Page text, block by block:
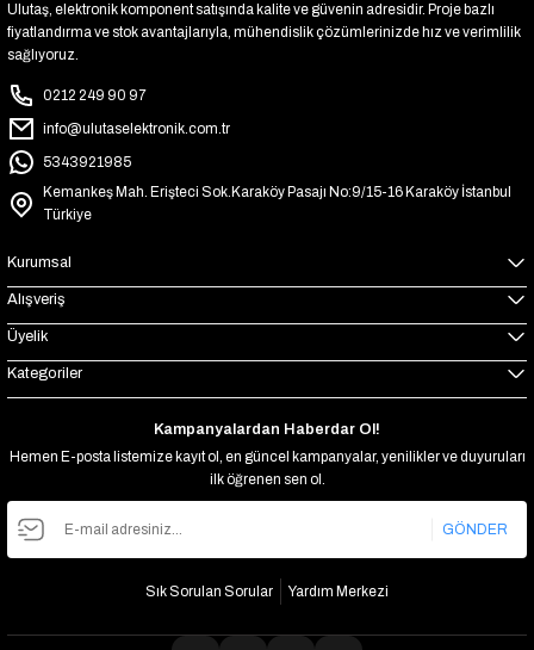
Ulutaş, elektronik komponent satışında kalite ve güvenin adresidir. Proje bazlı
fiyatlandırma ve stok avantajlarıyla, mühendislik çözümlerinizde hız ve verimlilik
sağlıyoruz.
0212 249 90 97
info@ulutaselektronik.com.tr
5343921985
Kemankeş Mah. Erişteci Sok.Karaköy Pasajı No:9/15-16 Karaköy İstanbul
Türkiye
Kurumsal
Alışveriş
Üyelik
Kategoriler
Kampanyalardan Haberdar Ol!
Hemen E-posta listemize kayıt ol, en güncel kampanyalar, yenilikler ve duyuruları
ilk öğrenen sen ol.
GÖNDER
Sık Sorulan Sorular Yardım Merkezi